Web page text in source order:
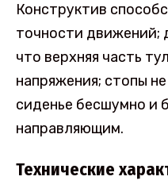
Конструктив
точности движений;
что верхняя часть
напряжения; стопы
сиденье бесшумно и
направляющим.
Технические